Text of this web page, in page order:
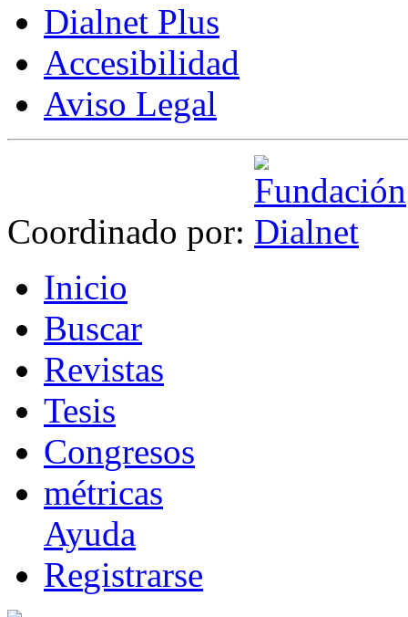
Dialnet Plus
Accesibilidad
Aviso Legal
Coordinado por:
Inicio
Buscar
Revistas
Tesis
Congresos
métricas
Ayuda
Registrarse